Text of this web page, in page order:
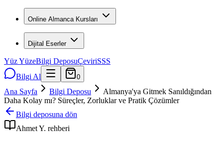
Online Almanca Kursları
Dijital Eserler
Yüz YüzeBilgi DeposuÇeviriSSS
Bilgi Al
0
Ana Sayfa Bilgi Deposu
Almanya'ya Gitmek Sanıldığından
Daha Kolay mı? Süreçler, Zorluklar ve Pratik Çözümler
Bilgi deposuna dön
Ahmet Y. rehberi